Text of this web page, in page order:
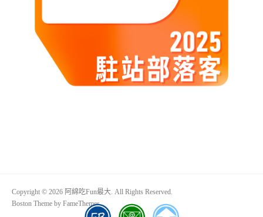
Copyright © 2026 阿綿吃Fun最大. All Rights Reserved.
Boston Theme by FameThemes